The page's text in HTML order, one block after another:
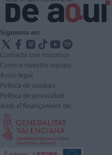
Síguenos en:
Contacta con nosotros
Conoce nuestro equipo
Aviso legal
Política de cookies
Política de privacidad
Amb el finançament de: